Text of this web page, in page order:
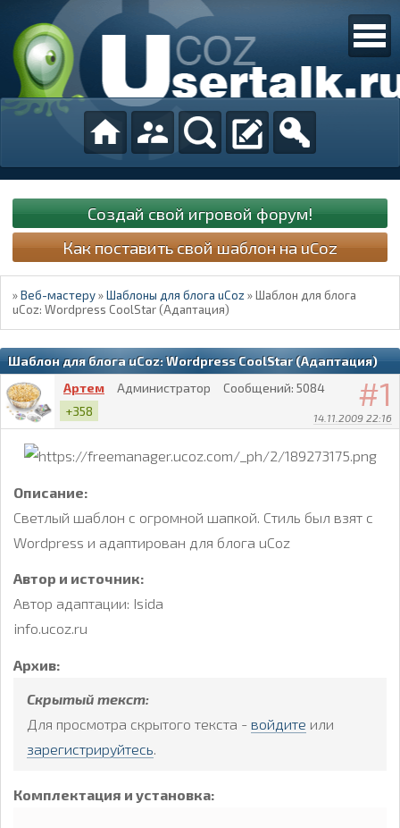
Создай свой игровой форум!
Как поставить свой шаблон на uCoz
»Веб-мастеру »Шаблоны для блога uCoz »Шаблон для блога
uCoz: Wordpress CoolStar (Адаптация)
Шаблон для блога uCoz: Wordpress CoolStar (Адаптация)
1
14.11.2009 22:16
Артем Администратор Сообщений: 5084
+358
Описание:
Светлый шаблон с огромной шапкой. Стиль был взят с
Wordpress и адаптирован для блога uCoz
Автор и источник:
Автор адаптации: Isida
info.ucoz.ru
Архив:
Скрытый текст:
Для просмотра скрытого текста - войдите или
зарегистрируйтесь.
Комплектация и установка: